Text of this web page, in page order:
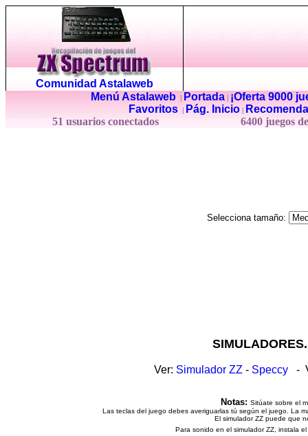
Comunidad Astalaweb
Menú Astalaweb| Portada|
¡Oferta 9000
Favoritos
Pág. Inicio
51 usuarios conectados
6400 juegos
Selecciona tamaño:
Ver: Simulador ZZ - Speccy -
Notas: Sitúate sobre el
Las teclas del juego debes averiguarlas tú según el juego. La
El simulador ZZ puede que
Para sonido en el simulador ZZ, instala